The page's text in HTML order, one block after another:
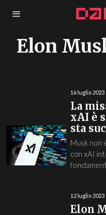
Elon
16 luglio 2023
La
xAI è
sta
Musk non
con xAI
12 luglio 2023
Elon